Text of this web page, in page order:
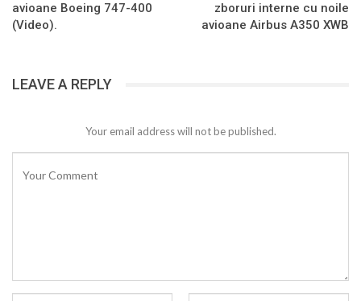
avioane Boeing 747-400
(Video).
zboruri interne cu noile
avioane Airbus A350 XWB
LEAVE A REPLY
Your email address will not be published.